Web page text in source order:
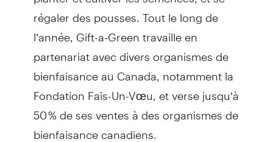
régaler des pousses. Tout le long de
l’année, Gift-a-Green travaille en
partenariat avec divers organismes de
bienfaisance au Canada, notamment la
Fondation Fais-Un-Vœu, et verse jusqu’à
50 % de ses ventes à des organismes de
bienfaisance canadiens.